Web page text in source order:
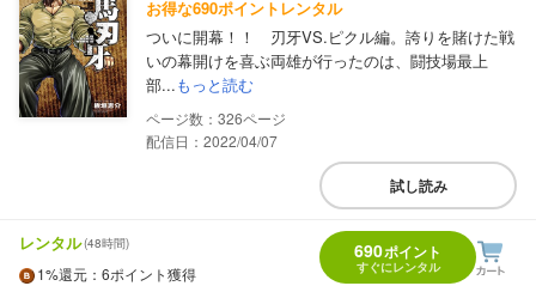
お得な690ポイントレンタル
ついに開幕！！ 刃牙VS.ピクル編。誇りを賭けた戦
いの幕開けを喜ぶ両雄が行ったのは、闘技場最上
部...もっと読む
326
配信日：2022/04/07
試し読み
レンタル(48時間)
1%還元 ：6ポイント獲得
690ポイント
すぐにレンタル